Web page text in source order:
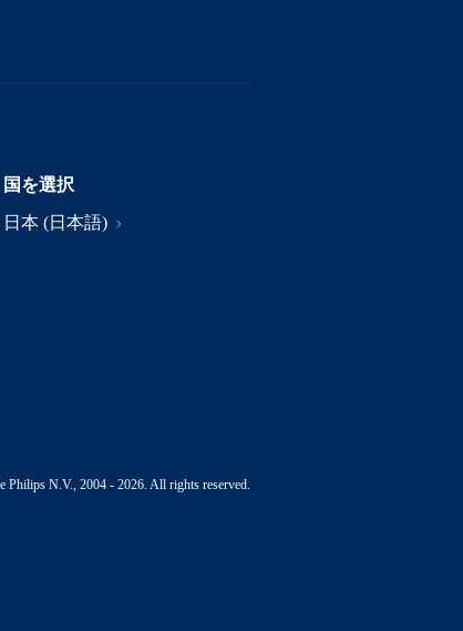
国を選択
日本 (日本語)
N.V., 2004 - 2026. All rights reserved.